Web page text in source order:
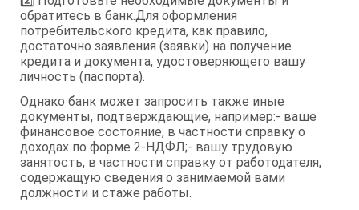
обратитесь в банк.Для оформления
потребительского кредита, как правило,
достаточно заявления (заявки) на получение
кредита и документа, удостоверяющего вашу
личность (паспорта).
Однако банк может запросить также иные
документы, подтверждающие, например:- ваше
финансовое состояние, в частности справку о
доходах по форме 2-НДФЛ;- вашу трудовую
занятость, в частности справку от работодателя,
содержащую сведения о занимаемой вами
должности и стаже работы.